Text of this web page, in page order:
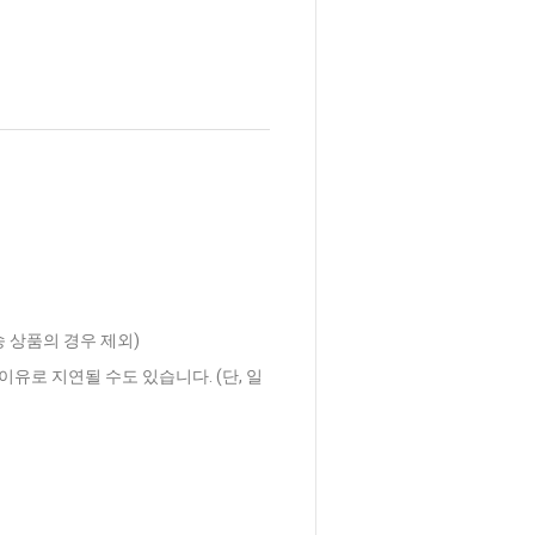
상품의 경우 제외)
유로 지연될 수도 있습니다. (단, 일